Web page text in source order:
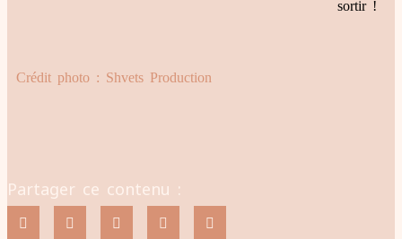
sortir !
Crédit photo : Shvets Production
Partager ce contenu :